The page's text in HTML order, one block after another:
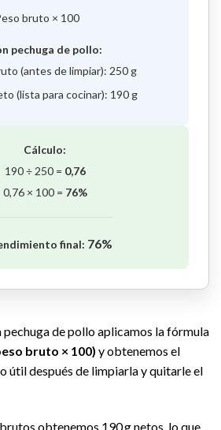
bruto × 100
pechuga de pollo:
(antes de limpiar): 250 g
(lista para cocinar): 190 g
Cálculo:
190 ÷ 250 = 0,76
0,76 × 100 = 76%
final: 76%
pechuga de pollo aplicamos la fórmula
bruto × 100) y obtenemos el
útil después de limpiarla y quitarle el
obtenemos 190 g netos, lo que